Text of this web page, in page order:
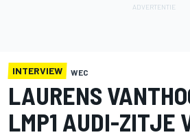
INTERVIEW WEC
LAURENS
LMP1 AUDI-ZITJE